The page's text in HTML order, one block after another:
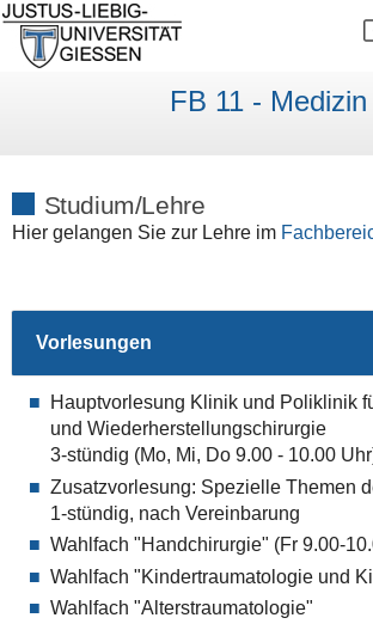
FB 11 - Medizin
Studium/Lehre
Hier gelangen Sie zur Lehre im
Vorlesungen
Hauptvorlesung Klinik und Poliklinik
und Wiederherstellungschirurgie
3-stündig (Mo, Mi, Do 9.00 - 10.00
Zusatzvorlesung: Spezielle Themen
1-stündig, nach Vereinbarung
Wahlfach "Handchirurgie" (Fr 9.00-
Wahlfach "Kindertraumatologie und
Wahlfach "Alterstraumatologie"